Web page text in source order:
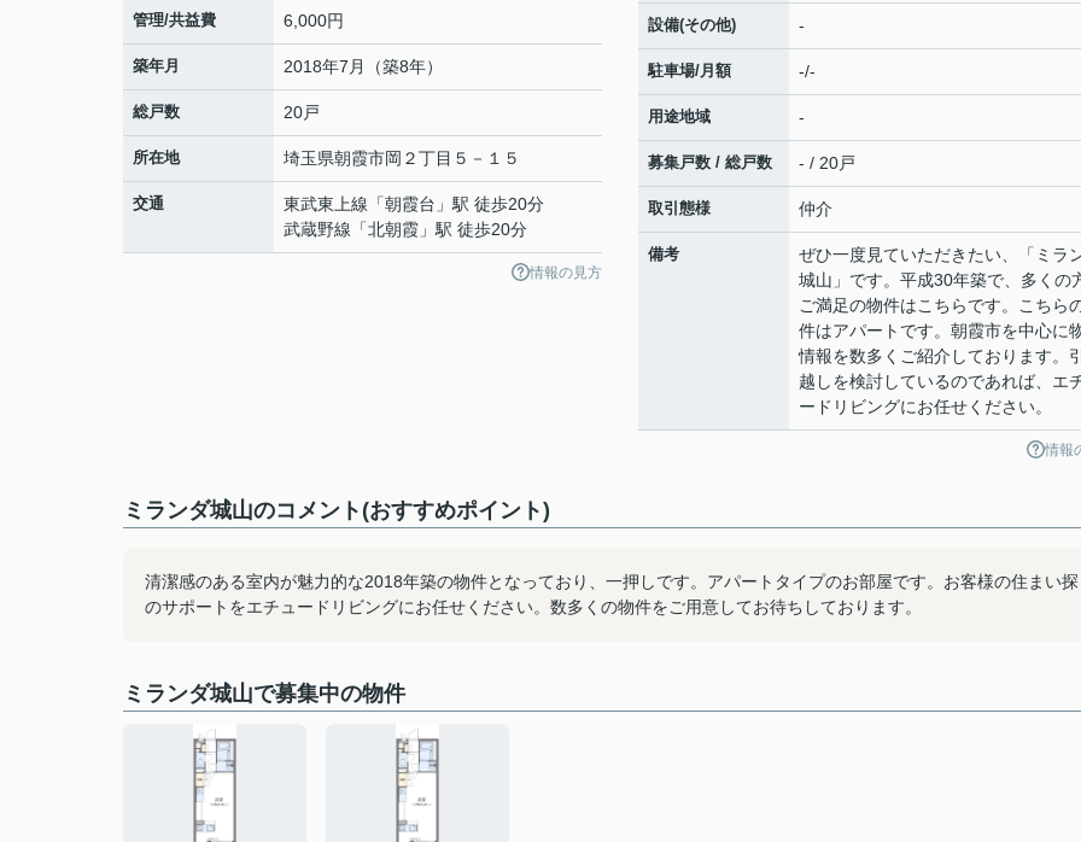
管理/共益費 6,000円
築年月 2018年7月（築8年）
総戸数 20戸
所在地 埼玉県朝霞市岡 ２丁目５－１５
交通 東武東上線 「朝霞台 」駅 徒歩20分
武蔵野線 「北朝霞 」駅 徒歩20分
情報の見方
設備(その他) -
駐車場/月額 -/-
用途地域 -
募集戸数 / 総戸数 - / 20戸
取引態様 仲介
備考
ぜひ一度見ていただきたい、「ミラ
城山」です。平成30年築で、多くの
ご満足の物件はこちらです。こちら
件はアパートです。朝霞市を中心に
情報を数多くご紹介しております。
越しを検討しているのであれば、エ
ードリビングにお任せください。
情報
ミランダ城山のコメント(おすすめポイント)
清潔感のある室内が魅力的な2018年築の物件となっており、一押しです。アパートタイプのお部屋です。お客様の住まい探
のサポートをエチュードリビングにお任せください。数多くの物件をご用意してお待ちしております。
ミランダ城山で募集中の物件